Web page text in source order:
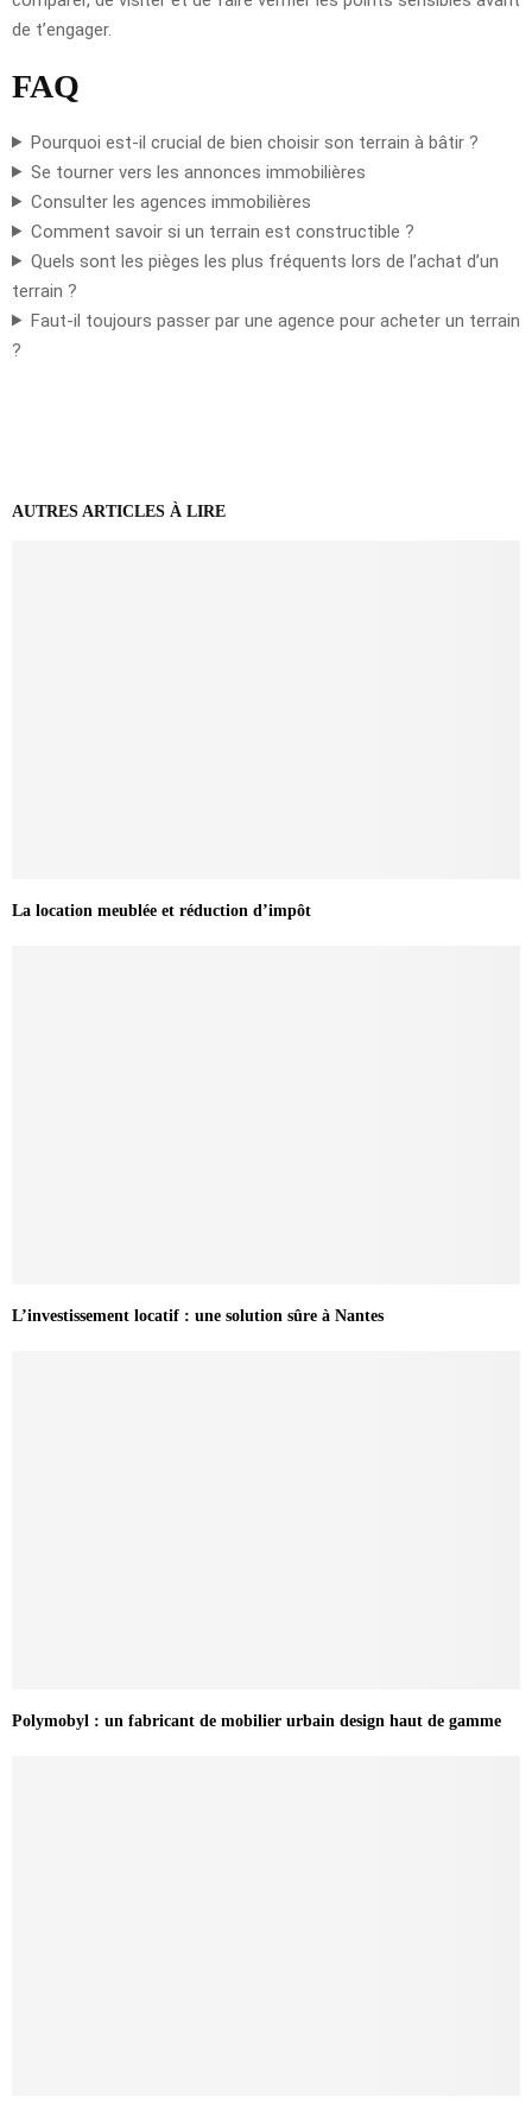
de t’engager.
FAQ
Pourquoi est-il crucial de bien choisir son terrain à bâtir ?
Se tourner vers les annonces immobilières
Consulter les agences immobilières
Comment savoir si un terrain est constructible ?
Quels sont les pièges les plus fréquents lors de l’achat d’un
terrain ?
Faut-il toujours passer par une agence pour acheter un terrain
?
AUTRES ARTICLES À LIRE
La location meublée et réduction d’impôt
L’investissement locatif : une solution sûre à Nantes
Polymobyl : un fabricant de mobilier urbain design haut de gamme